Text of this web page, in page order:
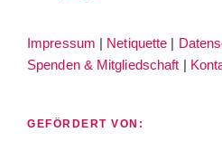
facebook
instagram
Impressum | Netiquette |
Spenden & Mitgliedschaft |
GEFÖRDERT VON: